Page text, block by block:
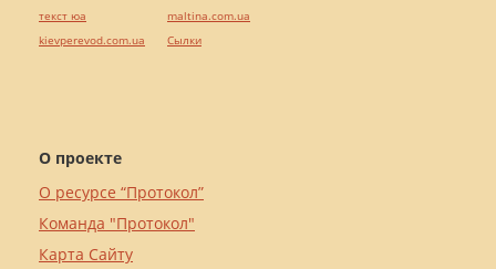
О проекте
О ресурсе “Протокол”
Команда "Протокол"
Карта Сайту
текст юа
kievperevod.com.ua
maltina.com.ua
Cылки